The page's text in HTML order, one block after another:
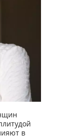
в